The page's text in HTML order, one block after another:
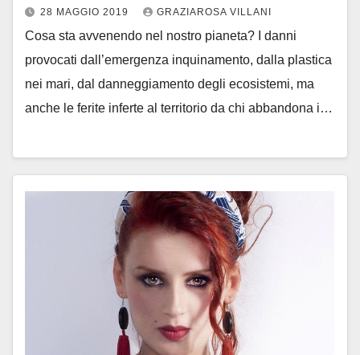
28 MAGGIO 2019 GRAZIAROSA VILLANI
Cosa sta avvenendo nel nostro pianeta? I danni
provocati dall’emergenza inquinamento, dalla plastica
nei mari, dal danneggiamento degli ecosistemi, ma
anche le ferite inferte al territorio da chi abbandona i…